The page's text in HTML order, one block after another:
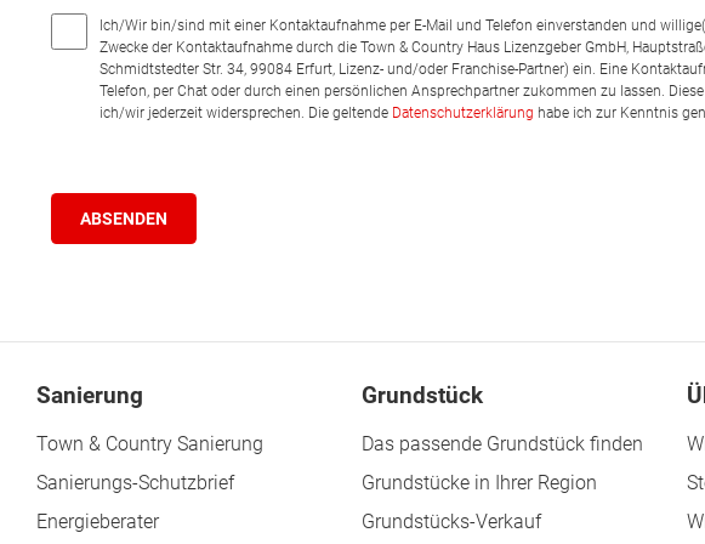
Ich/Wir bin/sind mit einer Kontaktaufnahme per E-Mail und Telefon einverstanden und
Zwecke der Kontaktaufnahme durch die Town & Country Haus Lizenzgeber GmbH,
Schmidtstedter Str. 34, 99084 Erfurt, Lizenz- und/oder Franchise-Partner) ein. Eine
Telefon, per Chat oder durch einen persönlichen Ansprechpartner zukommen zu lassen.
ich/wir jederzeit widersprechen. Die geltende Datenschutzerklärung habe ich zur Kenntnis
Sanierung
Town & Country Sanierung
Sanierungs-Schutzbrief
Energieberater
Grundstück
Das passende Grundstück finden
Grundstücke in Ihrer Region
Grundstücks-Verkauf